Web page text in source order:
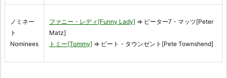
ノミネー
ト
Nominees
ファニー・レディ[Funny Lady] ⇒ ピーター7・マッツ[Peter
Matz]
トミー[Tommy] ⇒ ピート・タウンゼント[Pete Townshend]